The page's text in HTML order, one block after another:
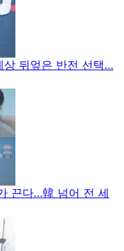
상 뒤엎은 반전 선택…
끈다…韓 넘어 전 세